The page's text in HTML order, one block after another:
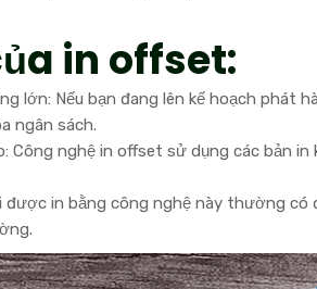
in offset:
lớn: Nếu bạn đang lên kế hoạch phát
ngân sách.
Công nghệ in offset sử dụng các bản in
được in bằng công nghệ này thường có